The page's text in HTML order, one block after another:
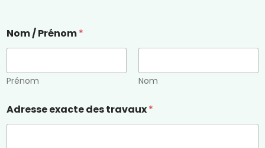
Nom / Prénom*
Prénom Nom
Adresse exacte des travaux*